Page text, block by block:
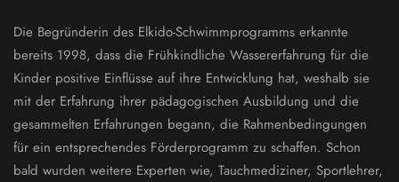
Die Begründerin des Elkido-Schwimmprogramms erkannte
bereits 1998, dass die Frühkindliche Wassererfahrung für die
Kinder positive Einflüsse auf ihre Entwicklung hat, weshalb sie
mit der Erfahrung ihrer pädagogischen Ausbildung und die
gesammelten Erfahrungen begann, die Rahmenbedingungen
für ein entsprechendes Förderprogramm zu schaffen. Schon
bald wurden weitere Experten wie, Tauchmediziner, Sportlehrer,